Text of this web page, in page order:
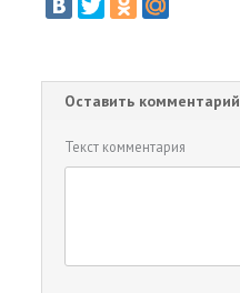
Оставить комментарий
Текст комментария